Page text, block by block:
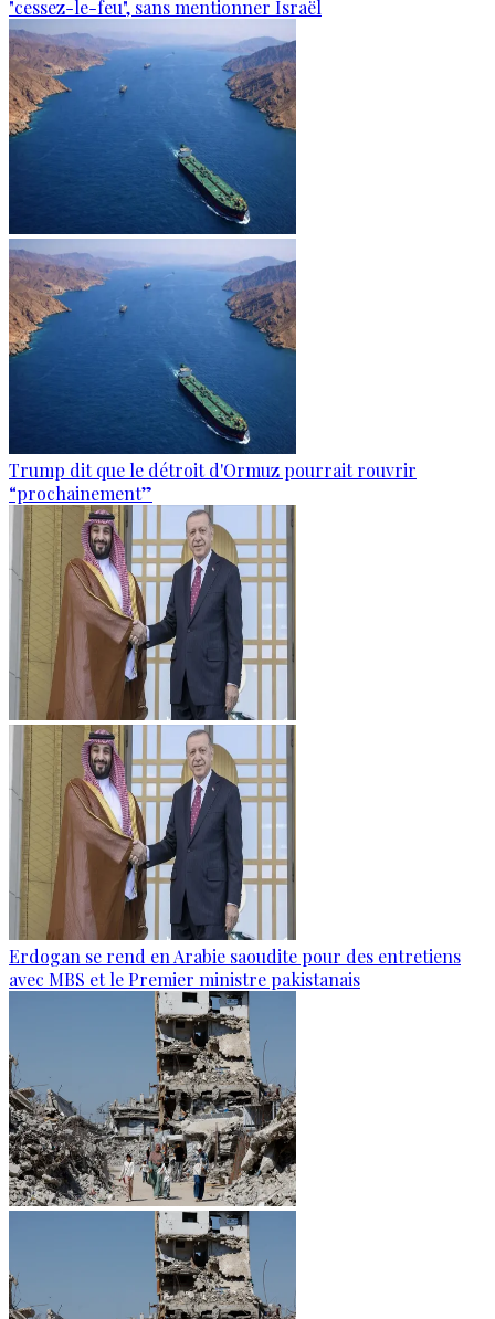
"cessez-le-feu", sans mentionner Israël
Trump dit que le détroit d'Ormuz pourrait rouvrir
“prochainement”
Erdogan se rend en Arabie saoudite pour des entretiens
avec MBS et le Premier ministre pakistanais